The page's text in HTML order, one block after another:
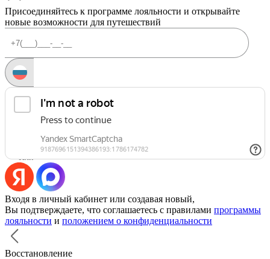
Присоединяйтесь к программе лояльности и открывайте
новые возможности для путешествий
Запросить код
Уже есть аккаунт?Войти
Или
Входя в личный кабинет или создавая новый,
Вы подтверждаете, что соглашаетесь с правилами программы
лояльности и положением о конфиденциальности
Восстановление